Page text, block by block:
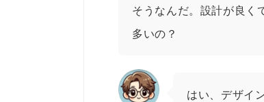
そうなんだ。設計が良く
多いの？
はい、デザイ